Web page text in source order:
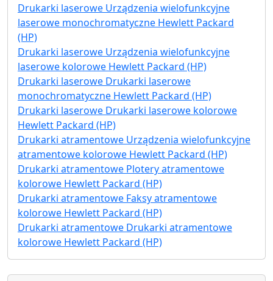
Drukarki laserowe Urządzenia wielofunkcyjne
laserowe monochromatyczne Hewlett Packard
(HP)
Drukarki laserowe Urządzenia wielofunkcyjne
laserowe kolorowe Hewlett Packard (HP)
Drukarki laserowe Drukarki laserowe
monochromatyczne Hewlett Packard (HP)
Drukarki laserowe Drukarki laserowe kolorowe
Hewlett Packard (HP)
Drukarki atramentowe Urządzenia wielofunkcyjne
atramentowe kolorowe Hewlett Packard (HP)
Drukarki atramentowe Plotery atramentowe
kolorowe Hewlett Packard (HP)
Drukarki atramentowe Faksy atramentowe
kolorowe Hewlett Packard (HP)
Drukarki atramentowe Drukarki atramentowe
kolorowe Hewlett Packard (HP)